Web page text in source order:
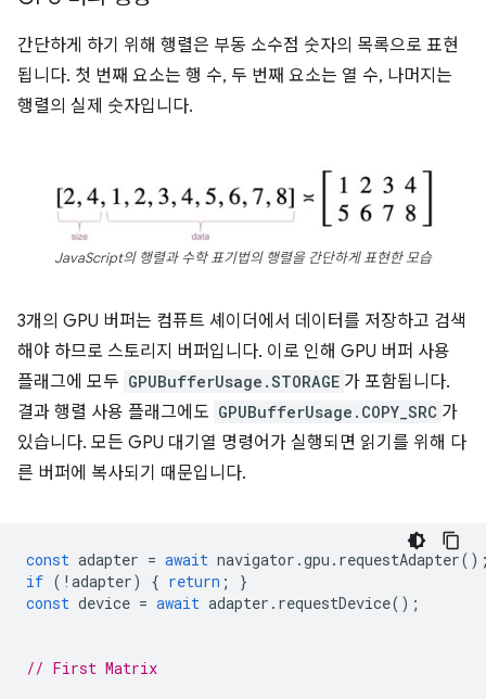
간단하게 하기 위해 행렬은 부동 소수점 숫자의 목록으로 표현
됩니다. 첫 번째 요소는 행 수, 두 번째 요소는 열 수, 나머지는
행렬의 실제 숫자입니다.
JavaScript의 행렬과 수학 표기법의 행렬을 간단하게 표현한 모습
3개의 GPU 버퍼는 컴퓨트 셰이더에서 데이터를 저장하고 검색
해야 하므로 스토리지 버퍼입니다. 이로 인해 GPU 버퍼 사용
플래그에 모두 GPUBufferUsage.STORAGE 가 포함됩니다.
결과 행렬 사용 플래그에도 GPUBufferUsage.COPY_SRC 가
있습니다. 모든 GPU 대기열 명령어가 실행되면 읽기를 위해 다
른 버퍼에 복사되기 때문입니다.
const adapter = await navigator .gpu . requestAdapter
if ( ! adapter) { return ;
}
const device = await adapter . requestDevice();
// First Matrix